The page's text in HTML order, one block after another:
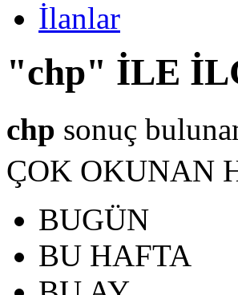
İlanlar
"chp" İLE
chp sonuç
ÇOK OKUNAN
BUGÜN
BU HAFTA